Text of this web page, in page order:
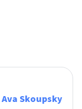
Ava Skoupsky